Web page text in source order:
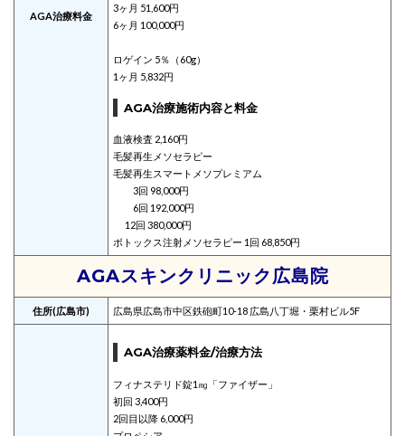
AGA治療料金
3ヶ月 51,600円
6ヶ月 100,000円
ロゲイン 5％（60g）
1ヶ月 5,832円
AGA治療施術内容と料金
血液検査 2,160円
毛髪再生メソセラピー
毛髪再生スマートメソプレミアム
3回 98,000円
6回 192,000円
12回 380,000円
ボトックス注射メソセラピー 1回 68,850円
AGAスキンクリニック広島院
住所(広島市) 広島県広島市中区鉄砲町10-18 広島八丁堀・栗村ビル5F
AGA治療薬料金/治療方法
フィナステリド錠1㎎「ファイザー」
初回 3,400円
2回目以降 6,000円